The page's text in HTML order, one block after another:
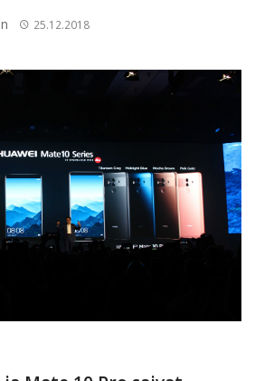
25.12.2018